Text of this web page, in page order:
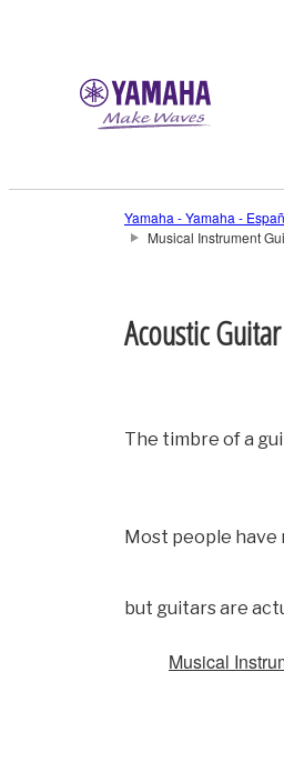
Yamaha - Yamaha -
Musical Instrument
Acoustic Guitar
The timbre of a
Most people have
but guitars are
Musical